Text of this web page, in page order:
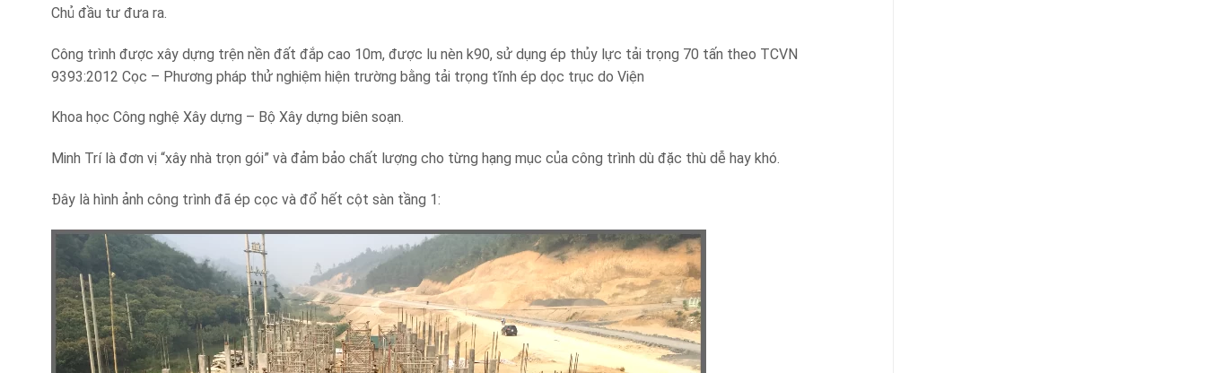
Chủ đầu tư đưa ra.
Công trình được xây dựng trện nền đất đắp cao 10m, được lu nèn k90, sử dụng ép thủy lực tải trọng 70 tấn theo TCVN
9393:2012 Cọc – Phương pháp thử nghiệm hiện trường bằng tải trọng tĩnh ép dọc trục do Viện
Khoa học Công nghệ Xây dựng – Bộ Xây dựng biên soạn.
Minh Trí là đơn vị “xây nhà trọn gói” và đảm bảo chất lượng cho từng hạng mục của công trình dù đặc thù dễ hay khó.
Đây là hình ảnh công trình đã ép cọc và đổ hết cột sàn tầng 1: